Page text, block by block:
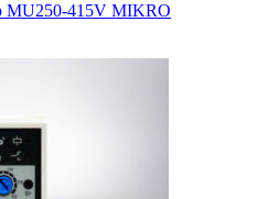
MU250-415V MIKRO